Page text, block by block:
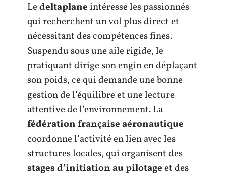
Ledeltaplaneintéresse les passionnés
qui recherchent un vol plus direct et
nécessitant des compétences fines.
Suspendu sous une aile rigide, le
pratiquant dirige son engin en déplaçant
son poids, ce qui demande une bonne
gestion de l’équilibre et une lecture
attentive de l’environnement. La
fédération française aéronautique
coordonne l’activité en lien avec les
structures locales, qui organisent des
stages d’initiation au pilotageet des